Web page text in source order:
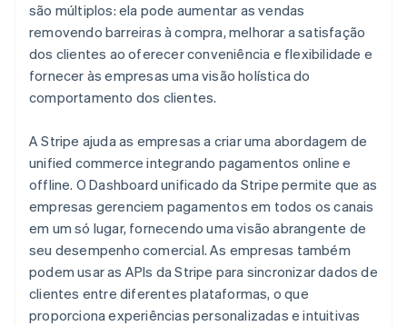
são múltiplos: ela pode aumentar as vendas
removendo barreiras à compra, melhorar a satisfação
dos clientes ao oferecer conveniência e flexibilidade e
fornecer às empresas uma visão holística do
comportamento dos clientes.
A Stripe ajuda as empresas a criar uma abordagem de
unified commerce integrando pagamentos online e
offline. O Dashboard unificado da Stripe permite que as
empresas gerenciem pagamentos em todos os canais
em um só lugar, fornecendo uma visão abrangente de
seu desempenho comercial. As empresas também
podem usar as APIs da Stripe para sincronizar dados de
clientes entre diferentes plataformas, o que
proporciona experiências personalizadas e intuitivas